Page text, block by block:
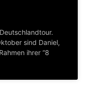
sind Daniel,
ihrer “8